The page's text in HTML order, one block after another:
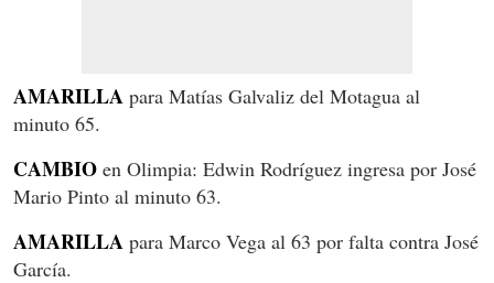
AMARILLA para Matías Galvaliz del Motagua al
minuto 65.
CAMBIO en Olimpia: Edwin Rodríguez ingresa por José
Mario Pinto al minuto 63.
AMARILLA para Marco Vega al 63 por falta contra José
García.